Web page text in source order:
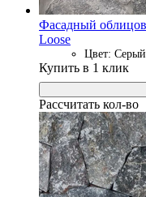
Фасадный
Loose
Цвет: Серый
Купить в 1 клик
Рассчитать кол-во